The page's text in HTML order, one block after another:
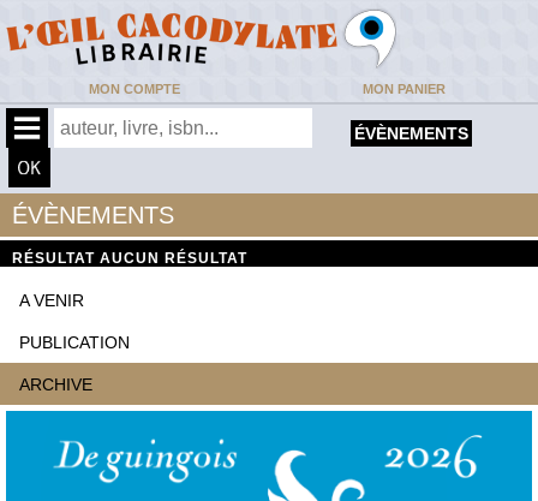
MON COMPTE MON PANIER
ÉVÈNEMENTS
ÉVÈNEMENTS
RÉSULTAT AUCUN RÉSULTAT
A VENIR
PUBLICATION
ARCHIVE